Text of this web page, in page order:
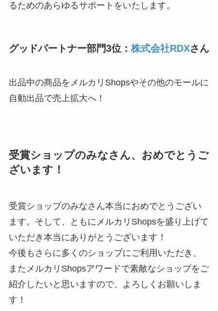
るためのあらゆるサポートをいたします。
グッドパートナー部門3位： 株式会社RDXさん
出品中の商品をメルカリShopsやその他のモールに
自動出品で売上拡大へ！
受賞ショップのみなさん、おめでとうご
ざいます！
受賞ショップのみなさん本当におめでとうござい
ます。そして、ともにメルカリShopsを盛り上げて
いただき本当にありがとうございます！
今後もさらに多くのショップにご利用いただき、
またメルカリShopsアワードで素敵なショップをご
紹介したいと思いますので、よろしくお願いしま
す！